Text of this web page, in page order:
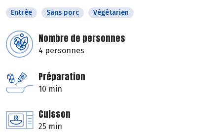
Entrée Sans porc Végétarien
Nombre de personnes
4 personnes
Préparation
10 min
Cuisson
25 min